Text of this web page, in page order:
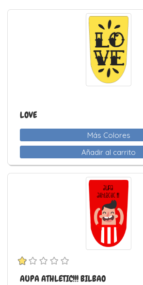
LOVE
Más Colores
Añadir al carrito
AUPA ATHLETIC!!! BILBAO